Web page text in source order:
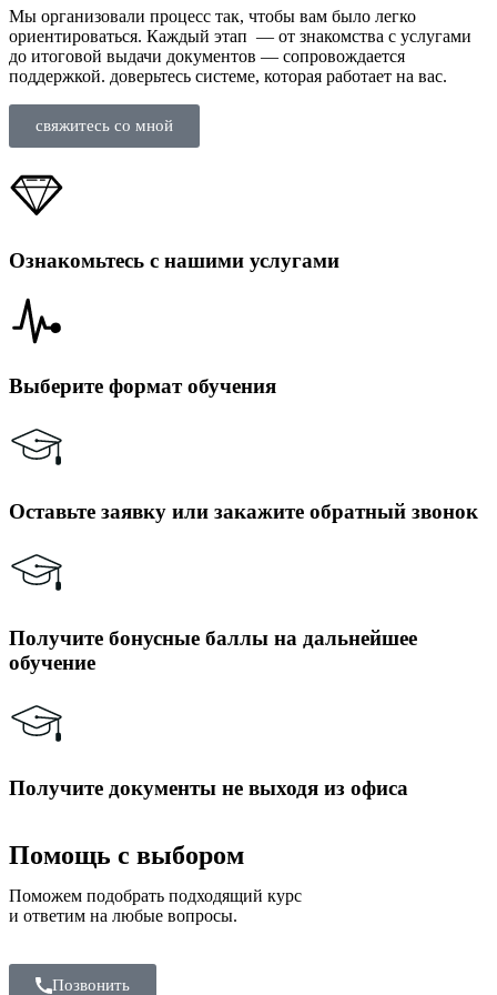
Мы организовали процесс так, чтобы вам было легко
ориентироваться. Каждый этап — от знакомства с услугами
до итоговой выдачи документов — сопровождается
поддержкой. доверьтесь системе, которая работает на вас.
свяжитесь со мной
Ознакомьтесь с нашими услугами
Выберите формат обучения
Оставьте заявку или закажите обратный звонок
Получите бонусные баллы на дальнейшее
обучение
Получите документы не выходя из офиса
Помощь с выбором
Поможем подобрать подходящий курс
и ответим на любые вопросы.
Позвонить